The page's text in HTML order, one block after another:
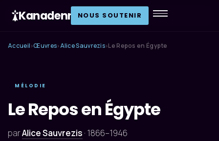
Kanadenn NOUS SOUTENIR
Accueil ›Œuvres›Alice Sauvrezis›Le Repos en Égypte
MÉLODIE
Le Repos en Égypte
parAlice Sauvrezis · 1866–1946